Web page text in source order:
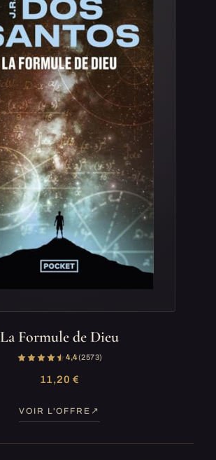
La Formule de Dieu
4,4(2 573)
11,20 €
VOIR L'OFFRE